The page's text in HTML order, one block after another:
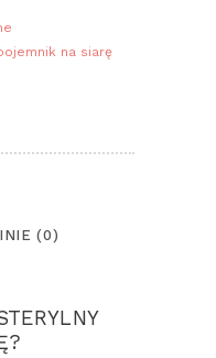
na siarę
(0)